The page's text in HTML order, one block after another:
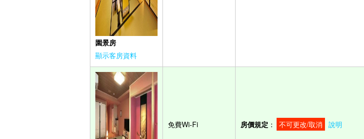
園景房
顯示客房資料
免費Wi-Fi 房價規定 ： 不可更改/取消 說明